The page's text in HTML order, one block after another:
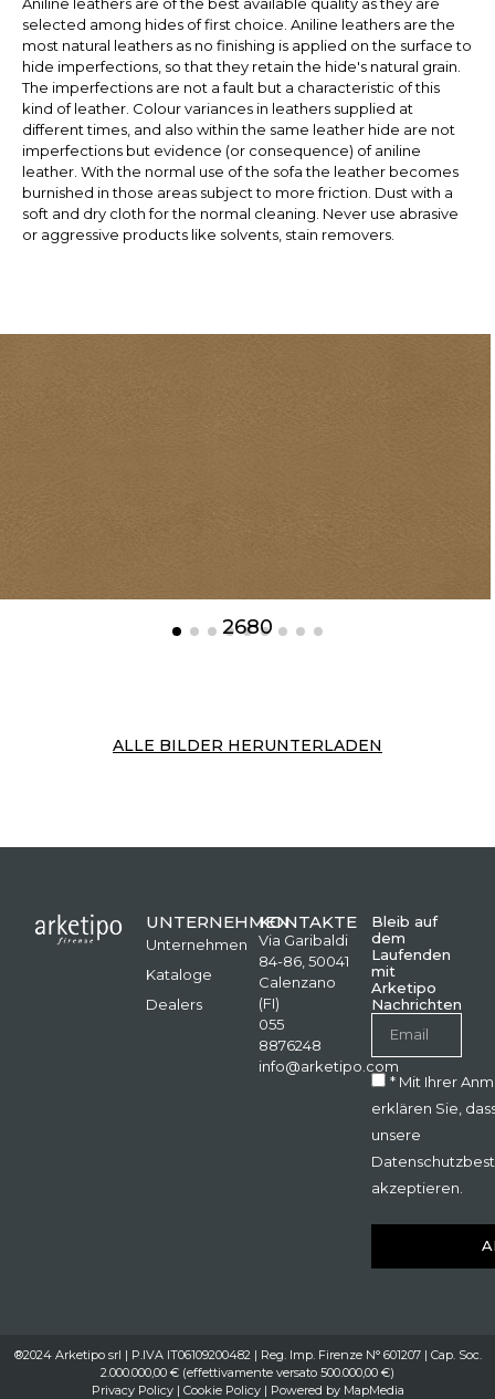
selected among hides of first choice. Aniline leathers are the
most natural leathers as no finishing is applied on the surface to
hide imperfections, so that they retain the hide's natural grain.
The imperfections are not a fault but a characteristic of this
kind of leather. Colour variances in leathers supplied at
different times, and also within the same leather hide are not
imperfections but evidence (or consequence) of aniline
leather. With the normal use of the sofa the leather becomes
burnished in those areas subject to more friction. Dust with a
soft and dry cloth for the normal cleaning. Never use abrasive
or aggressive products like solvents, stain removers.
2680
ALLE BILDER HERUNTERLADEN
UNTERNEHMEN
Unternehmen
Kataloge
Dealers
KONTAKTE
Via Garibaldi
84-86, 50041
Calenzano
(FI)
055
8876248
info@arketipo.com
Bleib auf
dem
Laufenden
mit
Arketipo
Nachrichten
* Mit Ihrer
erklären Sie,
unsere
akzeptieren.
®2024 Arketipo srl | P.IVA IT06109200482 | Reg. Imp. Firenze N° 601207 | Cap. Soc.
2.000.000,00 € (effettivamente versato 500.000,00 €)
Privacy Policy| Cookie Policy| Powered by MapMedia